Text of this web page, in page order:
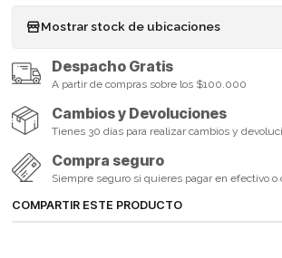
Mostrar stock de ubicaciones
Despacho Gratis
A partir de compras sobre los $100.000
Cambios y Devoluciones
Tienes 30 días para realizar cambios y
Compra seguro
Siempre seguro si quieres pagar en efectivo o
COMPARTIR ESTE PRODUCTO